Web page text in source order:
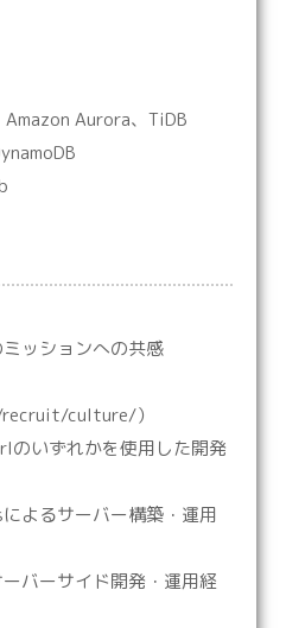
Aurora、TiDB
ッションへの共感
culture/）
のいずれかを使用した開発
よるサーバー構築・運用
バーサイド開発・運用経